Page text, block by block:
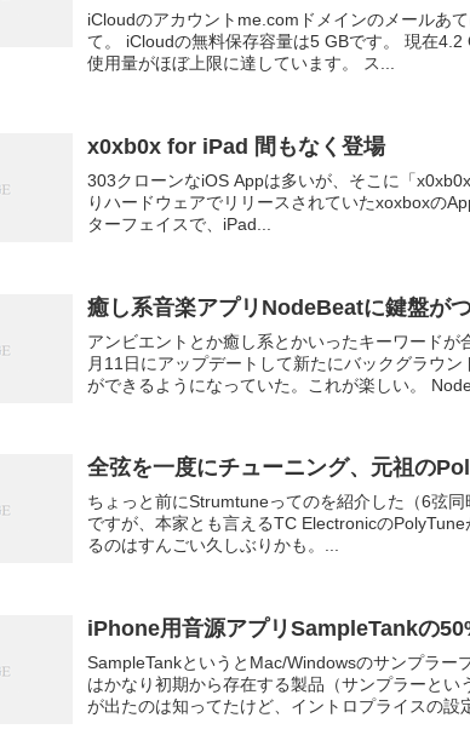
iCloudのアカウントme.comドメインのメールあ
て。 iCloudの無料保存容量は5 GBです。 現在
使用量がほぼ上限に達しています。 ス...
x0xb0x for iPad 間もなく登場
303クローンなiOS Appは多いが、そこに「
りハードウェアでリリースされていたxoxboxの
ターフェイスで、iPad...
癒し系音楽アプリNodeBeatに鍵盤が
アンビエントとか癒し系とかいったキーワード
月11日にアップデートして新たにバックグラウ
ができるようになっていた。これが楽しい。
全弦を一度にチューニング、元祖の
ちょっと前にStrumtuneってのを紹介した（6弦
ですが、本家とも言えるTC Electronicの
るのはすんごい久しぶりかも。...
iPhone用音源アプリSampleTankの
SampleTankというとMac/Windowsのサンプラー
はかなり初期から存在する製品（サンプラーと
が出たのは知ってたけど、イントロプライスの設